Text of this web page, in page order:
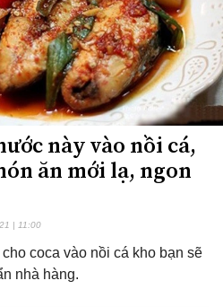
này vào nồi cá,
ăn mới lạ, ngon
| 11:00
coca vào nồi cá kho bạn sẽ
nhà hàng.